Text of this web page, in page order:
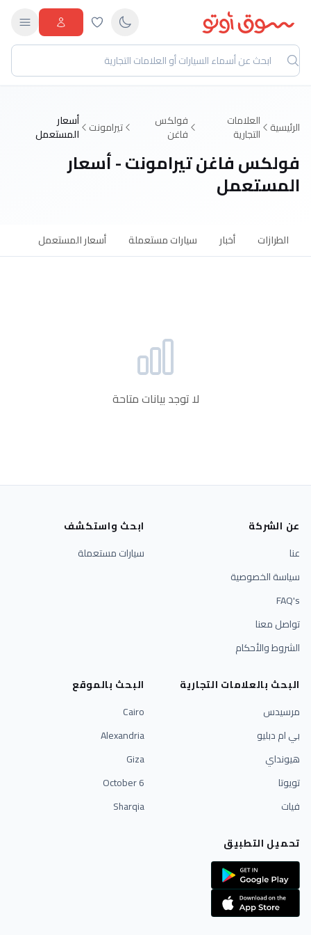
الرئيسية العلامات
التجارية
فولكس
فاغن تيرامونت أسعار
المستعمل
فولكس فاغن تيرامونت - أسعار
المستعمل
الطرازات أخبار سيارات مستعملة أسعار المستعمل
لا توجد بيانات متاحة
عن الشركة
عنا
سياسة الخصوصية
FAQ's
تواصل معنا
الشروط والأحكام
ابحث واستكشف
سيارات مستعملة
البحث بالعلامات التجارية
مرسيدس
بي ام دبليو
هيونداي
تويوتا
فيات
البحث بالموقع
Cairo
Alexandria
Giza
6 October
Sharqia
تحميل التطبيق